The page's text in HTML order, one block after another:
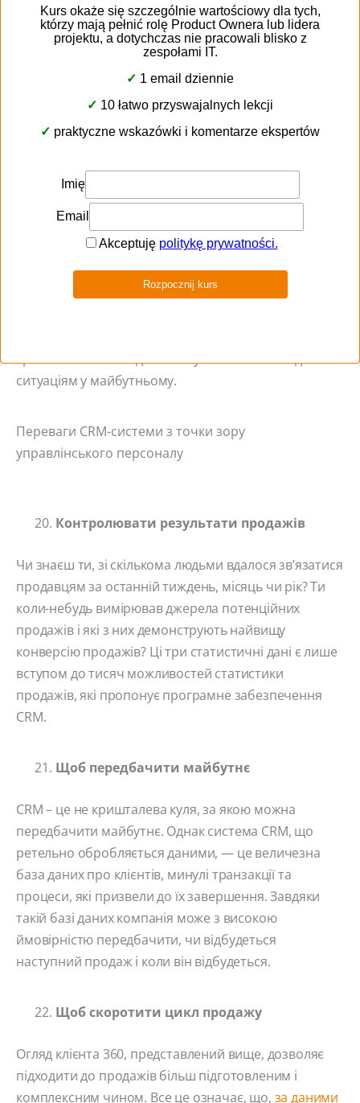
а інші, наприклад, спілкуванню електронною
поштою. Деякі клієнти розчаровуються, якщо не
отримують швидкої відповіді, інші розуміють, що
інколи на це потрібно чекати. CRM — це ідеальне
будувати стосунки.
Кожен від’їзд клієнта важкий. Це може бути ще
складніше, коли це ключовий клієнт. Клієнти ніколи
не йдуть без причини, хоча без CRM-системи це
може здатися. Глибокий аналіз історії
взаємовідносин з клієнтами дозволить менеджерам
ситуаціям у майбутньому.
Переваги CRM-системи з точки зору
управлінського персоналу
Контролювати результати продажів
Чи знаєш ти, зі скількома людьми вдалося зв’язатися
продавцям за останній тиждень, місяць чи рік? Ти
коли-небудь вимірював джерела потенційних
продажів і які з них демонструють найвищу
конверсію продажів? Ці три статистичні дані є лише
вступом до тисяч можливостей статистики
продажів, які пропонує програмне забезпечення
CRM.
Щоб передбачити майбутнє
CRM – це не кришталева куля, за якою можна
передбачити майбутнє. Однак система CRM, що
ретельно обробляється даними, — це величезна
база даних про клієнтів, минулі транзакції та
процеси, які призвели до їх завершення. Завдяки
такій базі даних компанія може з високою
ймовірністю передбачити, чи відбудеться
наступний продаж і коли він відбудеться.
Щоб скоротити цикл продажу
Огляд клієнта 360, представлений вище, дозволяє
підходити до продажів більш підготовленим і
комплексним чином. Все це означає, що, за даними